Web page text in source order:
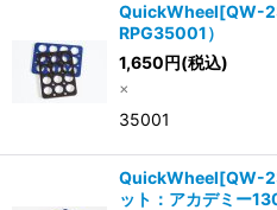
QuickWheel[QW-
RPG35001）
1,650円(税込)
×
35001
QuickWheel[QW-
ット：アカデミー